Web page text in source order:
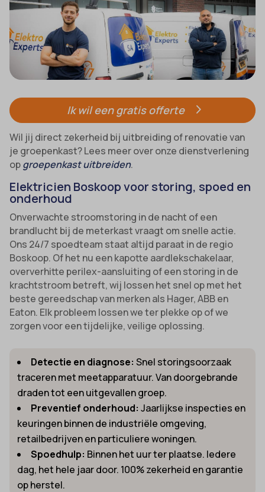
Ik wil een gratis offerte
Wil jij direct zekerheid bij uitbreiding of renovatie van
je groepenkast? Lees meer over onze dienstverlening
opgroepenkast uitbreiden.
Elektricien Boskoop voor storing, spoed en
onderhoud
Onverwachte stroomstoring in de nacht of een
brandlucht bij de meterkast vraagt om snelle actie.
Ons 24/7 spoedteam staat altijd paraat in de regio
Boskoop. Of het nu een kapotte aardlekschakelaar,
oververhitte perilex-aansluiting of een storing in de
krachtstroom betreft, wij lossen het snel op met het
beste gereedschap van merken als Hager, ABB en
Eaton. Elk probleem lossen we ter plekke op of we
zorgen voor een tijdelijke, veilige oplossing.
Detectie en diagnose: Snel storingsoorzaak
traceren met meetapparatuur. Van doorgebrande
draden tot een uitgevallen groep.
Preventief onderhoud: Jaarlijkse inspecties en
keuringen binnen de industriële omgeving,
retailbedrijven en particuliere woningen.
Spoedhulp: Binnen het uur ter plaatse. Iedere
dag, het hele jaar door. 100% zekerheid en garantie
op herstel.